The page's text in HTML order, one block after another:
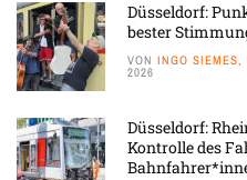
Düsseldorf:
bester
VON INGO SIEMES,
2026
Düsseldorf:
Kontrolle des